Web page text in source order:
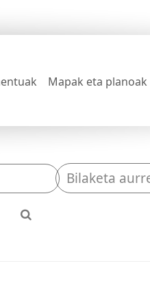
Mapak eta planoak
Bilaketa